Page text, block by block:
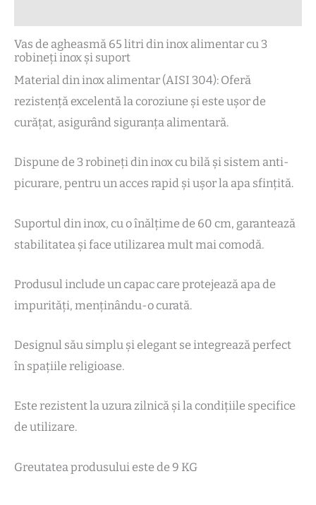
Vas de agheasmă 65 litri din inox alimentar cu 3
robineți inox și suport
Material din inox alimentar (AISI 304): Oferă
rezistență excelentă la coroziune și este ușor de
curățat, asigurând siguranța alimentară.
Dispune de 3 robineți din inox cu bilă și sistem anti-
picurare, pentru un acces rapid și ușor la apa sfințită.
Suportul din inox, cu o înălțime de 60 cm, garantează
stabilitatea și face utilizarea mult mai comodă.
Produsul include un capac care protejează apa de
impurități, menținându-o curată.
Designul său simplu și elegant se integrează perfect
în spațiile religioase.
Este rezistent la uzura zilnică și la condițiile specifice
de utilizare.
Greutatea produsului este de 9 KG